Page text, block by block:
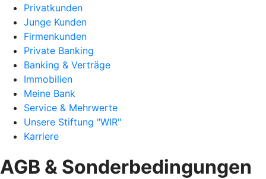
Privatkunden
Junge Kunden
Firmenkunden
Private Banking
Banking & Verträge
Immobilien
Meine Bank
Service & Mehrwerte
Unsere Stiftung "WIR"
Karriere
AGB & Sonderbedingungen